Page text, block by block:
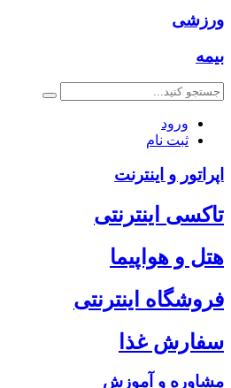
ورزشی
بیمه
ورود
ثبت نام
اپراتور و اینترنت
تاکسی اینترنتی
هتل و هواپیما
فروشگاه اینترنتی
سفارش غذا
مشاوره و آموزش